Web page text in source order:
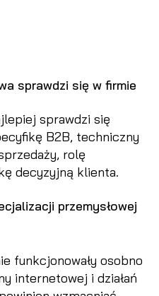
sprawdzi się w firmie
sprawdzi się
B2B, techniczny
rolę
decyzyjną klienta.
przemysłowej
funkcjonowały osobno
internetowej i działań